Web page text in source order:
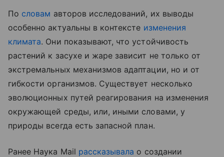
По словам авторов исследований, их выводы
особенно актуальны в контексте изменения
климата. Они показывают, что устойчивость
растений к засухе и жаре зависит не только от
экстремальных механизмов адаптации, но и от
гибкости организмов. Существует несколько
эволюционных путей реагирования на изменения
окружающей среды, или, иными словами, у
природы всегда есть запасной план.
Ранее Наука Mail рассказывала о создании